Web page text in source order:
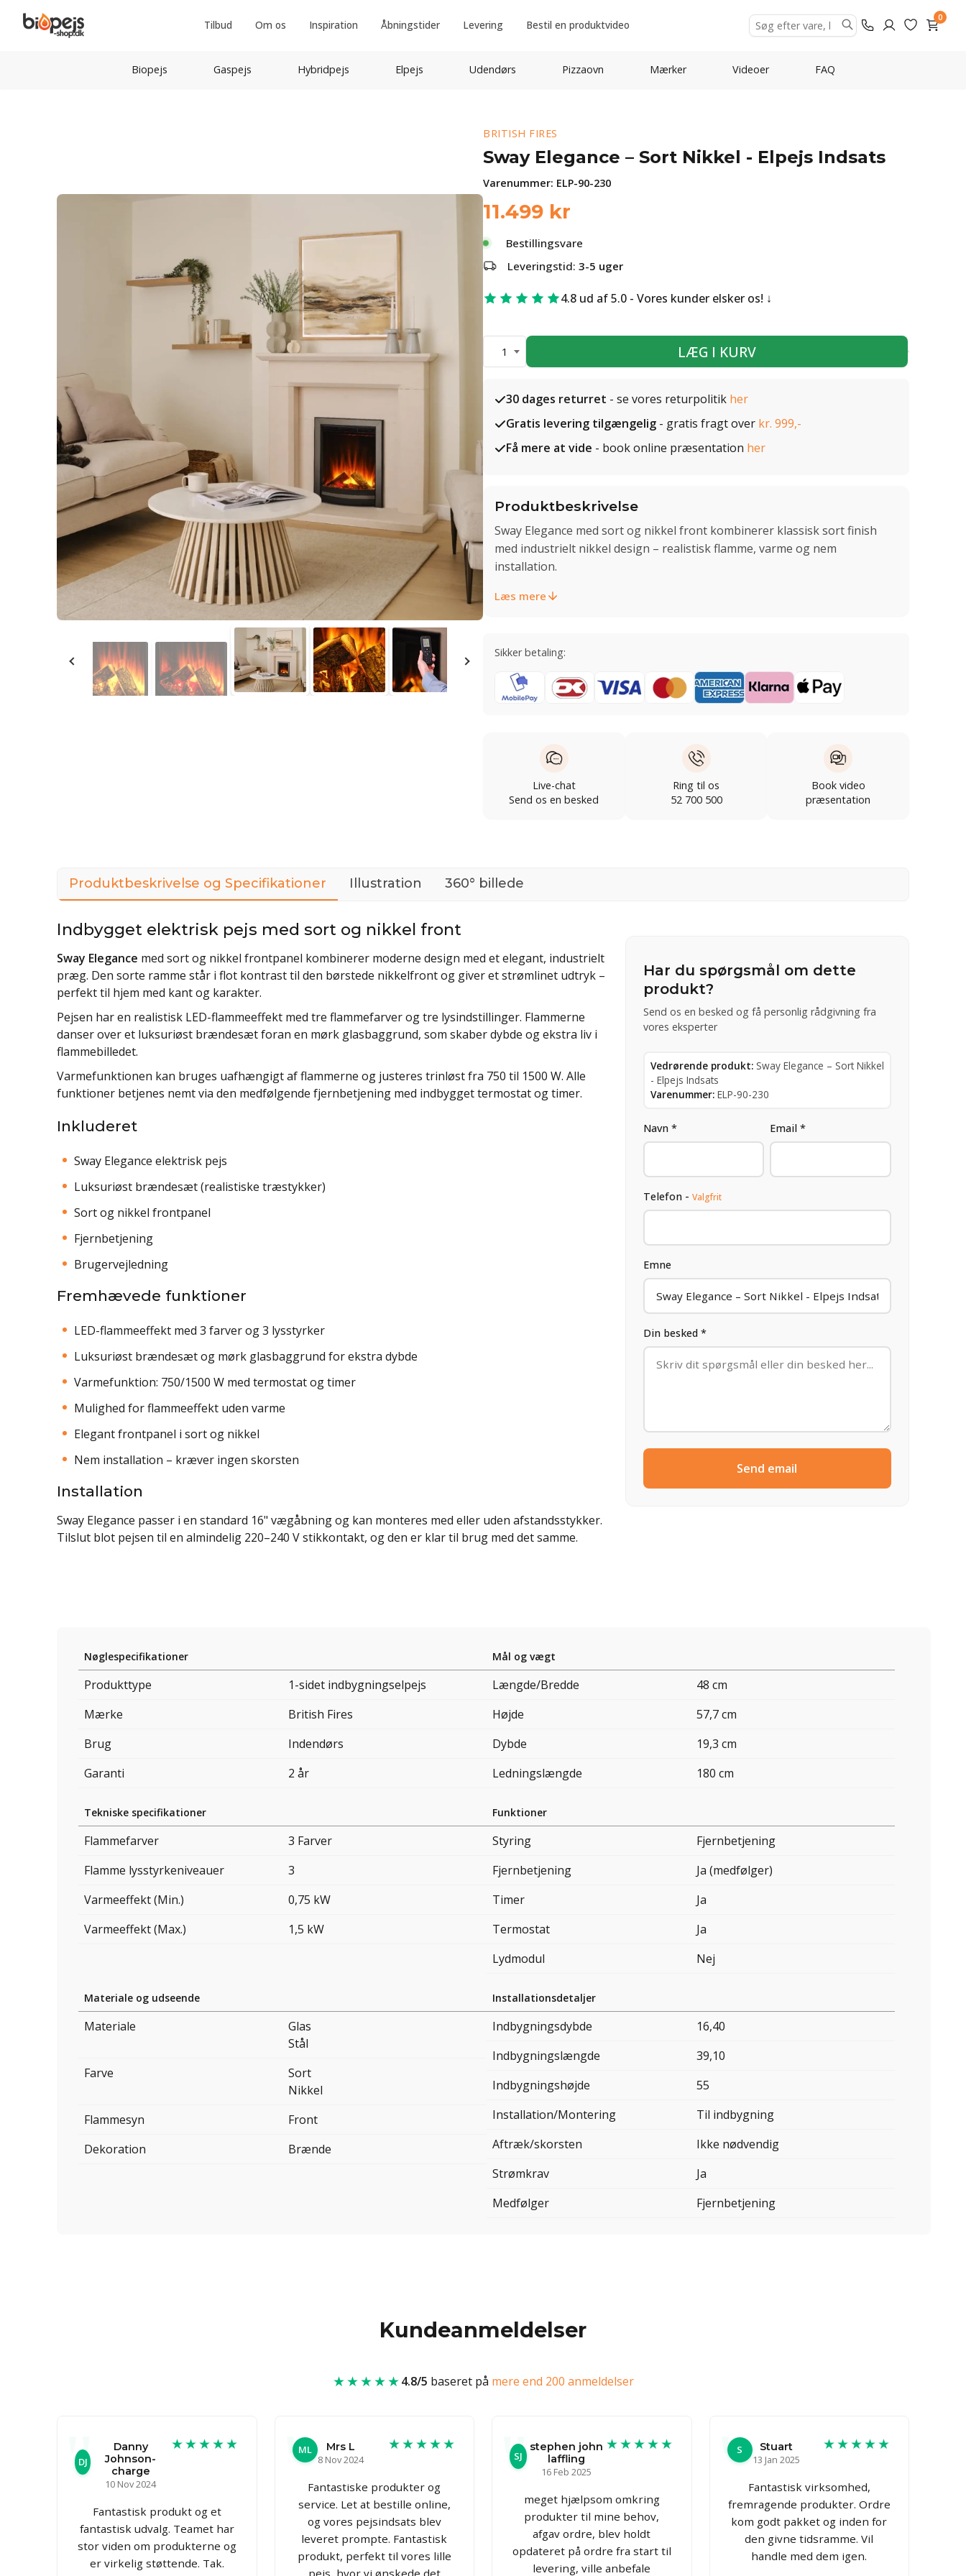
Tilbud Om os Inspiration Åbningstider Levering Bestil en produktvideo
0
Biopejs Gaspejs Hybridpejs Elpejs Udendørs Pizzaovn Mærker Videoer FAQ
BRITISH FIRES
Sway Elegance – Sort Nikkel - Elpejs Indsats
Varenummer: ELP-90-230
11.499 kr
Bestillingsvare
Leveringstid: 3-5 uger
4.8 ud af 5.0 - Vores kunder elsker os!
1 LÆG I KURV
30 dages returret - se vores returpolitik her
Gratis levering tilgængelig - gratis fragt over kr. 999,-
Få mere at vide - book online præsentation her
Produktbeskrivelse
Sway Elegance med sort og nikkel front kombinerer klassisk sort finish
med industrielt nikkel design – realistisk flamme, varme og nem
installation.
Læs mere
Sikker betaling:
Live-chat
Send os en besked
Ring til os
52 700 500
Book video
præsentation
Produktbeskrivelse og Specifikationer Illustration 360° billede
Indbygget elektrisk pejs med sort og nikkel front
Sway Elegance med sort og nikkel frontpanel kombinerer moderne design med et elegant, industrielt
præg. Den sorte ramme står i flot kontrast til den børstede nikkelfront og giver et strømlinet udtryk –
perfekt til hjem med kant og karakter.
Pejsen har en realistisk LED-flammeeffekt med tre flammefarver og tre lysindstillinger. Flammerne
danser over et luksuriøst brændesæt foran en mørk glasbaggrund, som skaber dybde og ekstra liv i
flammebilledet.
Varmefunktionen kan bruges uafhængigt af flammerne og justeres trinløst fra 750 til 1500 W. Alle
funktioner betjenes nemt via den medfølgende fjernbetjening med indbygget termostat og timer.
Inkluderet
Sway Elegance elektrisk pejs
Luksuriøst brændesæt (realistiske træstykker)
Sort og nikkel frontpanel
Fjernbetjening
Brugervejledning
Fremhævede funktioner
LED-flammeeffekt med 3 farver og 3 lysstyrker
Luksuriøst brændesæt og mørk glasbaggrund for ekstra dybde
Varmefunktion: 750/1500 W med termostat og timer
Mulighed for flammeeffekt uden varme
Elegant frontpanel i sort og nikkel
Nem installation – kræver ingen skorsten
Installation
Sway Elegance passer i en standard 16" vægåbning og kan monteres med eller uden afstandsstykker.
Tilslut blot pejsen til en almindelig 220–240 V stikkontakt, og den er klar til brug med det samme.
Har du spørgsmål om dette
produkt?
Send os en besked og få personlig rådgivning fra
vores eksperter
Vedrørende produkt: Sway Elegance – Sort Nikkel
- Elpejs Indsats
Varenummer: ELP-90-230
Navn * Email *
Telefon - Valgfrit
Emne
Din besked *
Send email
Nøglespecifikationer
Produkttype
1-sidet indbygningselpejs
Mærke
British Fires
Brug
Indendørs
Garanti
2 år
Mål og vægt
Længde/Bredde
48 cm
Højde
57,7 cm
Dybde
19,3 cm
Ledningslængde
180 cm
Tekniske specifikationer
Flammefarver
3 Farver
Flamme lysstyrkeniveauer
3
Varmeeffekt (Min.)
0,75 kW
Varmeeffekt (Max.)
1,5 kW
Funktioner
Styring
Fjernbetjening
Fjernbetjening
Ja (medfølger)
Timer
Ja
Termostat
Ja
Lydmodul
Nej
Materiale og udseende
Materiale
Glas
Stål
Farve
Sort
Nikkel
Flammesyn
Front
Dekoration
Brænde
Installationsdetaljer
Indbygningsdybde
16,40
Indbygningslængde
39,10
Indbygningshøjde
55
Installation/Montering
Til indbygning
Aftræk/skorsten
Ikke nødvendig
Strømkrav
Ja
Medfølger
Fjernbetjening
Kundeanmeldelser
★★★★★4.8/5 baseret på mere end 200 anmeldelser
DJ
Danny
Johnson-
charge
10 Nov 2024
★★★★★
Fantastisk produkt og et
fantastisk udvalg. Teamet har
stor viden om produkterne og
er virkelig støttende. Tak.
ML
Mrs L
8 Nov 2024
★★★★★
Fantastiske produkter og
service. Let at bestille online,
og vores pejsindsats blev
leveret prompte. Fantastisk
produkt, perfekt til vores lille
pejs, hvor vi ønskede det
SJ
stephen john
laffling
16 Feb 2025
★★★★★
meget hjælpsom omkring
produkter til mine behov,
afgav ordre, blev holdt
opdateret på ordre fra start til
levering, ville anbefale
S
Stuart
13 Jan 2025
★★★★★
Fantastisk virksomhed,
fremragende produkter. Ordre
kom godt pakket og inden for
den givne tidsramme. Vil
handle med dem igen.